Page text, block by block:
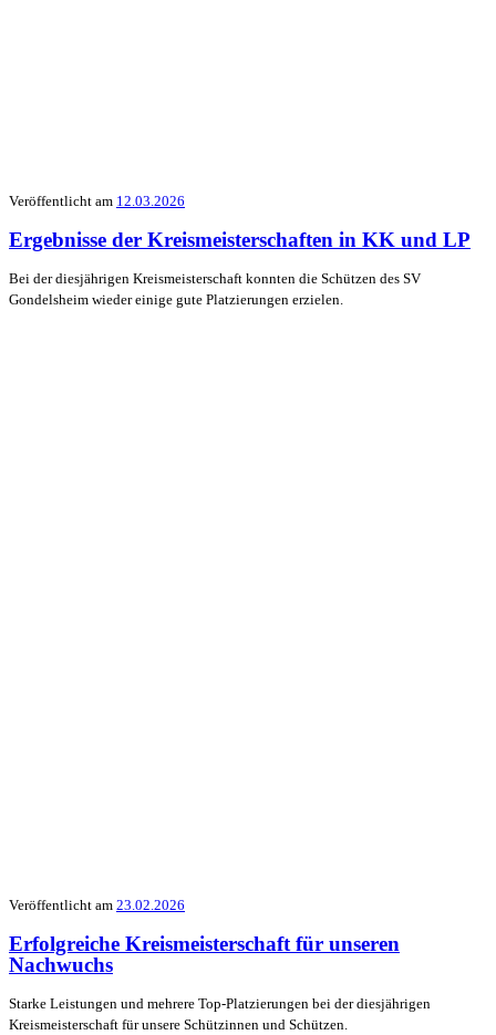
Veröffentlicht am 12.03.2026
Ergebnisse der Kreismeisterschaften in KK und LP
Bei der diesjährigen Kreismeisterschaft konnten die Schützen des SV
Gondelsheim wieder einige gute Platzierungen erzielen.
Veröffentlicht am 23.02.2026
Erfolgreiche Kreismeisterschaft für unseren
Nachwuchs
Starke Leistungen und mehrere Top-Platzierungen bei der diesjährigen
Kreismeisterschaft für unsere Schützinnen und Schützen.